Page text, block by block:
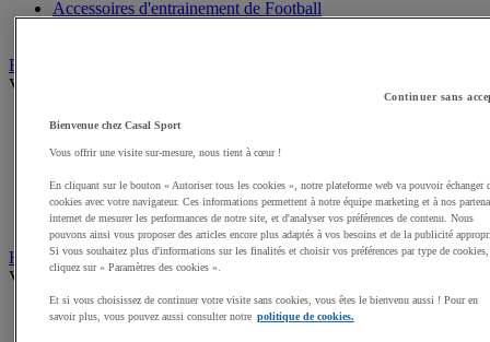
Accessoires d'entrainement de Football
Basketball
Voir tous les produits
Ballons de Basket
Filets, cercles de Basket pour paniers
Panneaux de Basket
Accessoires terrain de Basket
Paniers de Basket, buts de Basket
Handball
Voir tous les produits
Ballons de Handball
Continuer sans
Bienvenue chez Casal Sport
Vous offrir une visite sur-mesure, nous tient à cœur !
En cliquant sur le bouton « Autoriser tous les cookies », notre plateforme web va pouvoir échanger
cookies avec votre navigateur. Ces informations permettent à notre équipe marketing et à nos
internet de mesurer les performances de notre site, et d'analyser vos préférences de contenu. Nous
pouvons ainsi vous proposer des articles encore plus adaptés à vos besoins et de la publicité
Si vous souhaitez plus d'informations sur les finalités et choisir vos préférences par type de cookies,
cliquez sur « Paramètres des cookies ».
Et si vous choisissez de continuer votre visite sans cookies, vous êtes le bienvenu aussi ! Pour en
savoir plus, vous pouvez aussi consulter notre politique de cookies.